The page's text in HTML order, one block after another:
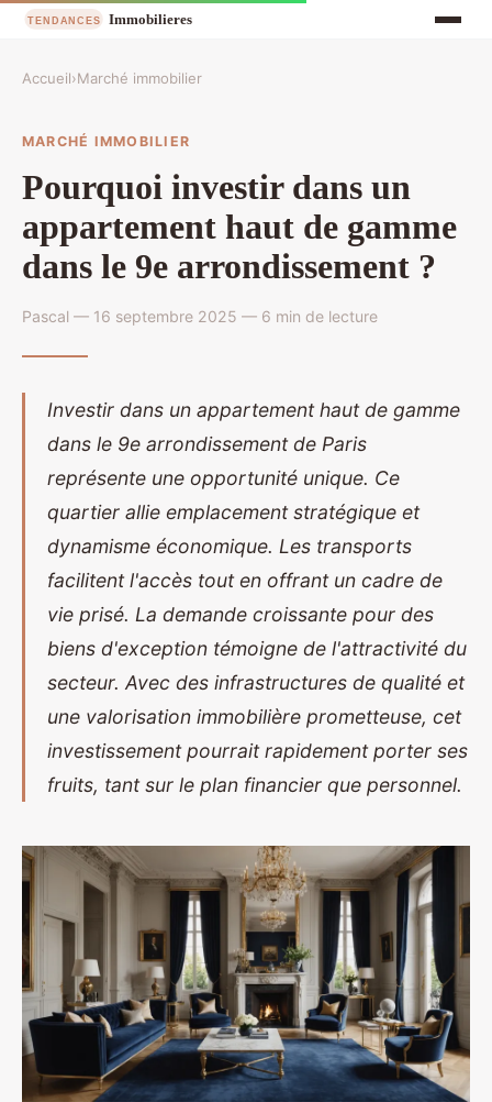
Accueil›Marché immobilier
MARCHÉ IMMOBILIER
Pourquoi investir dans un
appartement haut de gamme
dans le 9e arrondissement ?
Pascal — 16 septembre 2025 — 6 min de lecture
Investir dans un appartement haut de gamme
dans le 9e arrondissement de Paris
représente une opportunité unique. Ce
quartier allie emplacement stratégique et
dynamisme économique. Les transports
facilitent l'accès tout en offrant un cadre de
vie prisé. La demande croissante pour des
biens d'exception témoigne de l'attractivité du
secteur. Avec des infrastructures de qualité et
une valorisation immobilière prometteuse, cet
investissement pourrait rapidement porter ses
fruits, tant sur le plan financier que personnel.